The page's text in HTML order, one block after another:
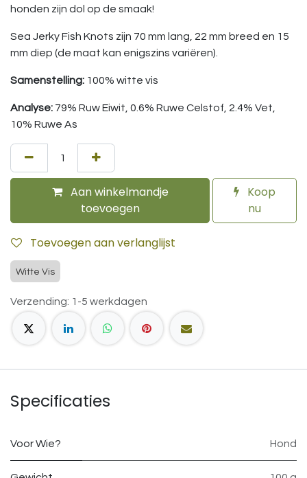
honden zijn dol op de smaak!
Sea Jerky Fish Knots zijn 70 mm lang, 22 mm breed en 15
mm diep (de maat kan enigszins variëren).
Samenstelling: 100% witte vis
Analyse: 79% Ruw Eiwit, 0.6% Ruwe Celstof, 2.4% Vet,
10% Ruwe As
Aan winkelmandje
toevoegen
Koop
nu
Toevoegen aan verlanglijst
Witte Vis
Verzending: 1-5 werkdagen
Specificaties
Voor Wie? Hond